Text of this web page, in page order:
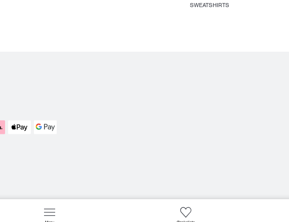
SWEATSHIRTS